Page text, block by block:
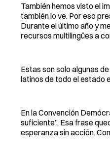
También hemos visto el
también lo ve. Por eso
Durante el último año y
recursos multilingües a
Estas son solo algunas
latinos de todo el estado
En la Convención
suficiente”. Esa frase
esperanza sin acción.